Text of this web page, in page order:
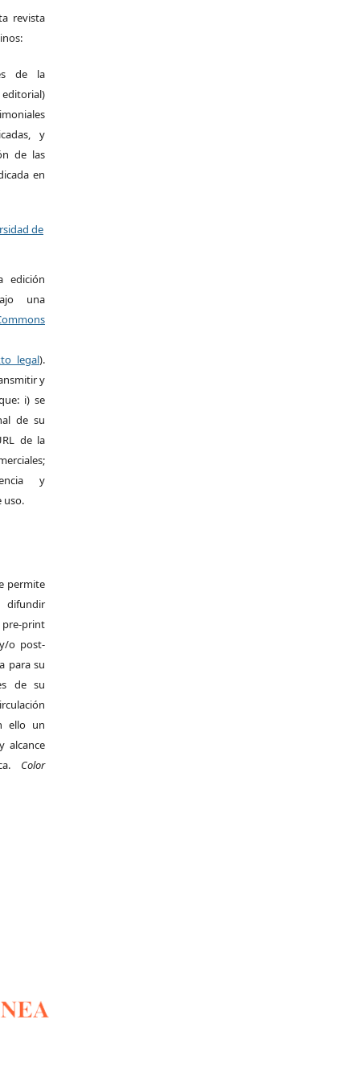
revista
de la
y
de las
en
de
edición
una
legal).
y
i) se
de su
de la
y
uso.
permite
print
o post-
para su
de su
ello un
alcance
Color